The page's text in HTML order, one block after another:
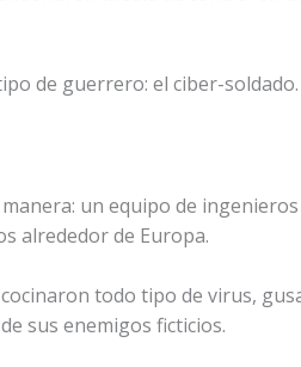
de guerrero: el ciber-soldado.
un equipo de
alrededor de Europa.
todo tipo de virus,
sus enemigos ficticios.